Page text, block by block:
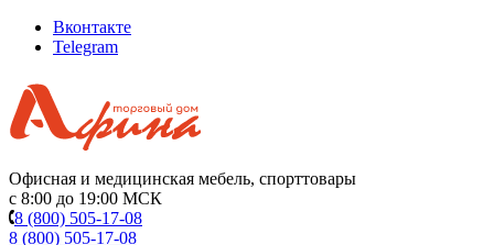
Вконтакте
Telegram
Офисная и медицинская мебель, спорттовары
с 8:00 до 19:00 МСК
8 (800) 505-17-08
8 (800) 505-17-08